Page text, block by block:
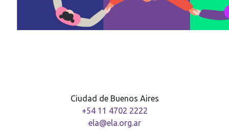
Ciudad de Buenos Aires
+54 11 4702 2222
ela@ela.org.ar